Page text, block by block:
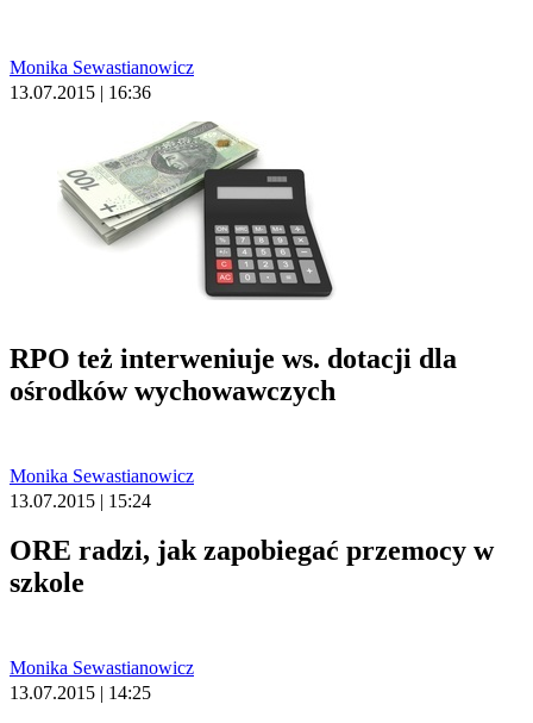
Monika Sewastianowicz
13.07.2015 | 16:36
RPO też interweniuje ws. dotacji dla
ośrodków wychowawczych
Monika Sewastianowicz
13.07.2015 | 15:24
ORE radzi, jak zapobiegać przemocy w
szkole
Monika Sewastianowicz
13.07.2015 | 14:25